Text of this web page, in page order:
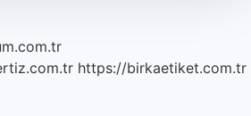
https://birkaetiket.com.tr